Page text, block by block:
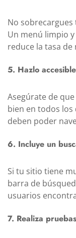
No
Un menú limpio
reduce la tasa de
5. Hazlo
Asegúrate de
bien en todos los
deben poder
6. Incluye un
Si tu sitio tiene
barra de
usuarios
7. Realiza